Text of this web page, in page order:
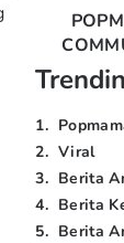
1.
2. Viral
3. Berita
4. Berita
5. Berita